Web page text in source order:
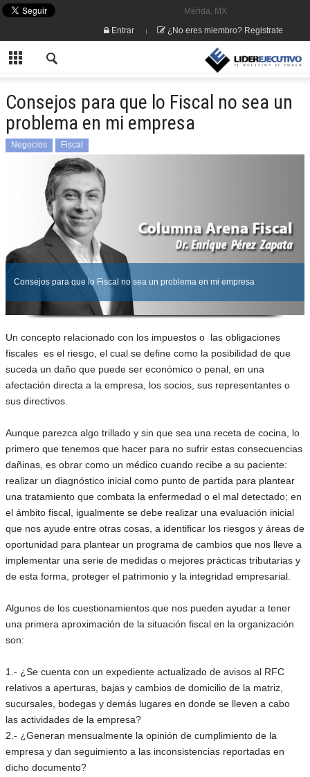
Mérida, MX
Entrar
¿No eres miembro? Registrate
Consejos para que lo Fiscal no sea un
problema en mi empresa
Negocios Fiscal
Consejos para que lo Fiscal no sea un problema en mi empresa
Un concepto relacionado con los impuestos o las obligaciones
fiscales es el riesgo, el cual se define como la posibilidad de que
suceda un daño que puede ser económico o penal, en una
afectación directa a la empresa, los socios, sus representantes o
sus directivos.
Aunque parezca algo trillado y sin que sea una receta de cocina, lo
primero que tenemos que hacer para no sufrir estas consecuencias
dañinas, es obrar como un médico cuando recibe a su paciente:
realizar un diagnóstico inicial como punto de partida para plantear
una tratamiento que combata la enfermedad o el mal detectado; en
el ámbito fiscal, igualmente se debe realizar una evaluación inicial
que nos ayude entre otras cosas, a identificar los riesgos y áreas de
oportunidad para plantear un programa de cambios que nos lleve a
implementar una serie de medidas o mejores prácticas tributarias y
de esta forma, proteger el patrimonio y la integridad empresarial.
Algunos de los cuestionamientos que nos pueden ayudar a tener
una primera aproximación de la situación fiscal en la organización
son:
1.- ¿Se cuenta con un expediente actualizado de avisos al RFC
relativos a aperturas, bajas y cambios de domicilio de la matriz,
sucursales, bodegas y demás lugares en donde se lleven a cabo
las actividades de la empresa?
2.- ¿Generan mensualmente la opinión de cumplimiento de la
empresa y dan seguimiento a las inconsistencias reportadas en
dicho documento?